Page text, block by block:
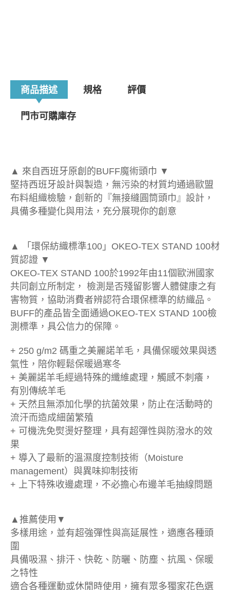
商品描述 規格 評價
門市可購庫存
▲ 來自西班牙原創的BUFF魔術頭巾 ▼
堅持西班牙設計與製造，無污染的材質均通過歐盟
布料組織檢驗，創新的『無接縫圓筒頭巾』設計，
具備多種變化與用法，充分展現你的創意
▲ 「環保紡織標準100」OKEO-TEX STAND 100材
質認證 ▼
OKEO-TEX STAND 100於1992年由11個歐洲國家
共同創立所制定， 檢測是否殘留影響人體健康之有
害物質，協助消費者辨認符合環保標準的紡織品。
BUFF的產品皆全面通過OKEO-TEX STAND 100檢
測標準，具公信力的保障。
+ 250 g/m2 碼重之美麗諾羊毛，具備保暖效果與透
氣性，陪你輕鬆保暖過寒冬
+ 美麗諾羊毛經過特殊的纖維處理，觸感不刺癢，
有別傳統羊毛
+ 天然且無添加化學的抗菌效果，防止在活動時的
流汗而造成細菌繁殖
+ 可機洗免熨燙好整理，具有超彈性與防潑水的效
果
+ 導入了最新的溫濕度控制技術（Moisture
management）與異味抑制技術
+ 上下特殊收邊處理，不必擔心布邊羊毛抽線問題
▲推薦使用▼
多樣用途，並有超強彈性與高延展性，適應各種頭
圍
具備吸濕、排汗、快乾、防曬、防塵、抗風、保暖
之特性
適合各種運動或休閒時使用，擁有眾多獨家花色選